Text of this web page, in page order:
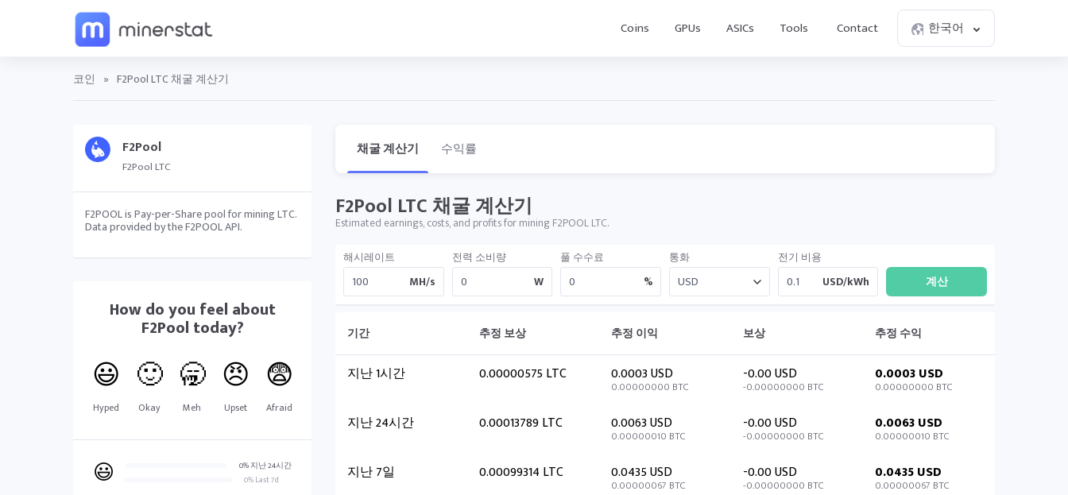
Coins GPUs ASICs Tools Contact 한국어
코인 » F2Pool LTC 채굴 계산기
F2Pool
F2Pool LTC
F2POOL is Pay-per-Share pool for mining LTC.
Data provided by the F2POOL API.
How do you feel about
F2Pool today?
😃
Hyped
🙂
Okay
🥱
Meh
😠
Upset
😨
Afraid
😃
0% 지난 24시간
0% Last 7d
채굴 계산기 수익률
F2Pool LTC 채굴 계산기
Estimated earnings, costs, and profits for mining F2POOL LTC.
해시레이트
MH/s
전력 소비량
W
풀 수수료
%
통화 전기 비용
USD/kWh
기간 추정 보상 추정 이익 보상 추정 수익
지난 1시간 0.00000575 LTC 0.0003 USD
0.00000000 BTC
-0.00 USD
-0.00000000 BTC
0.0003 USD
0.00000000 BTC
지난 24시간 0.00013789 LTC 0.0063 USD
0.00000010 BTC
-0.00 USD
-0.00000000 BTC
0.0063 USD
0.00000010 BTC
지난 7일 0.00099314 LTC 0.0435 USD
0.00000067 BTC
-0.00 USD
-0.00000000 BTC
0.0435 USD
0.00000067 BTC